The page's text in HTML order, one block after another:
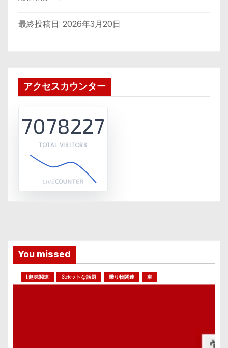
最終投稿日: 2026年3月20日
アクセスカウンター
7078227
TOTAL VISITORS
You missed
1.趣味関連 3.ホットな話題 乗り物関連 車